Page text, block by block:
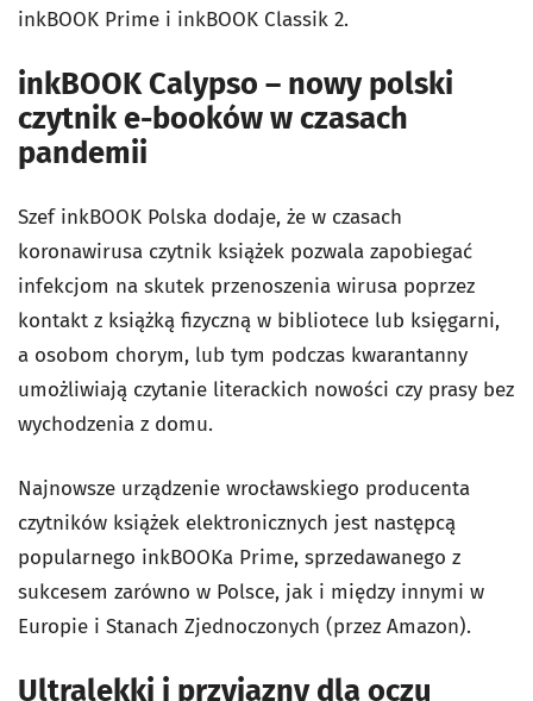
inkBOOK Prime i inkBOOK Classik 2.
inkBOOK Calypso – nowy polski
czytnik e-booków w czasach
pandemii
Szef inkBOOK Polska dodaje, że w czasach
koronawirusa czytnik książek pozwala zapobiegać
infekcjom na skutek przenoszenia wirusa poprzez
kontakt z książką fizyczną w bibliotece lub księgarni,
a osobom chorym, lub tym podczas kwarantanny
umożliwiają czytanie literackich nowości czy prasy bez
wychodzenia z domu.
Najnowsze urządzenie wrocławskiego producenta
czytników książek elektronicznych jest następcą
popularnego inkBOOKa Prime, sprzedawanego z
sukcesem zarówno w Polsce, jak i między innymi w
Europie i Stanach Zjednoczonych (przez Amazon).
Ultralekki i przyjazny dla oczu